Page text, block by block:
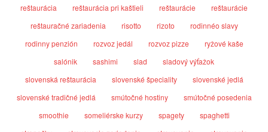
reštaurácia
reštaurácia pri kaštieli reštaurácie
reštaurácie
reštauračné zariadenia
risotto rizoto
rodinnéo slavy
rodinny penzión
rozvoz jedál rozvoz pizze
ryžové kaše
salónik
sashimi slad
sladový výťažok
slovenská reštaurácia
slovenské špeciality
slovenské jedlá
slovenské tradičné jedlá
smútočné hostiny
smútočné posedenia
smoothie
someliérske kurzy spagety
spaghetti